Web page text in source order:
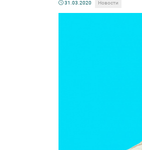
31.03.2020 Новости